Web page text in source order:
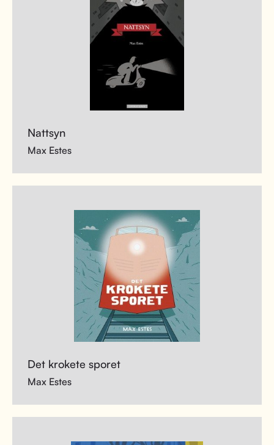
Nattsyn
Max Estes
Det krokete sporet
Max Estes